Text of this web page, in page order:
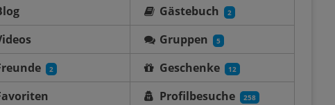
Gästebuch 2
Gruppen 5
2 Geschenke 12
Profilbesuche 258